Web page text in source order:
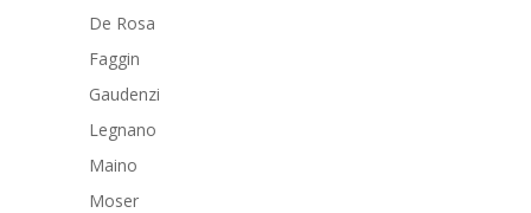
De Rosa
Faggin
Gaudenzi
Legnano
Maino
Moser